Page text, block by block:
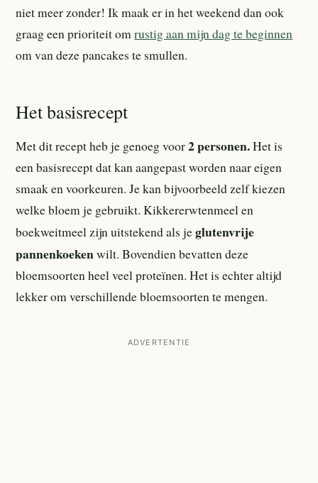
niet meer zonder! Ik maak er in het weekend dan ook
graag een prioriteit omrustig aan mijn dag te beginnen
om van deze pancakes te smullen.
Het basisrecept
Met dit recept heb je genoeg voor2 personen.Het is
een basisrecept dat kan aangepast worden naar eigen
smaak en voorkeuren. Je kan bijvoorbeeld zelf kiezen
welke bloem je gebruikt. Kikkererwtenmeel en
boekweitmeel zijn uitstekend als jeglutenvrije
pannenkoekenwilt. Bovendien bevatten deze
bloemsoorten heel veel proteïnen. Het is echter altijd
lekker om verschillende bloemsoorten te mengen.